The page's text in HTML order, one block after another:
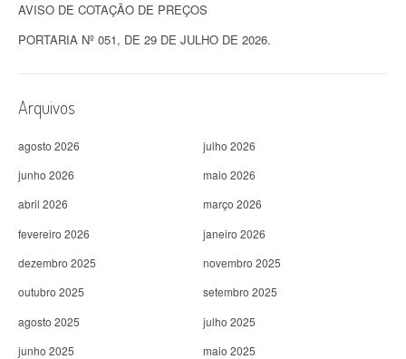
AVISO DE COTAÇÃO DE PREÇOS
PORTARIA Nº 051, DE 29 DE JULHO DE 2026.
Arquivos
agosto 2026
julho 2026
junho 2026
maio 2026
abril 2026
março 2026
fevereiro 2026
janeiro 2026
dezembro 2025
novembro 2025
outubro 2025
setembro 2025
agosto 2025
julho 2025
junho 2025
maio 2025